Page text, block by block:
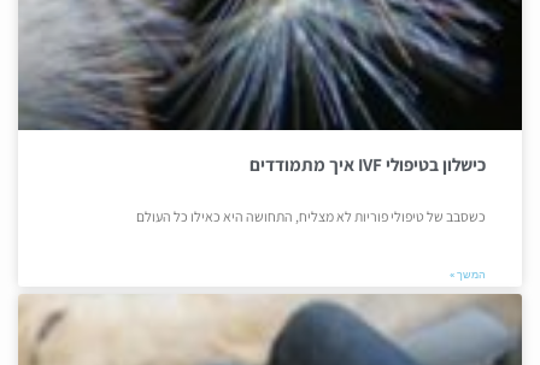
כישלון בטיפולי IVF איך מתמודדים
כשסבב של טיפולי פוריות לא מצליח, התחושה היא כאילו כל העולם
המשך »